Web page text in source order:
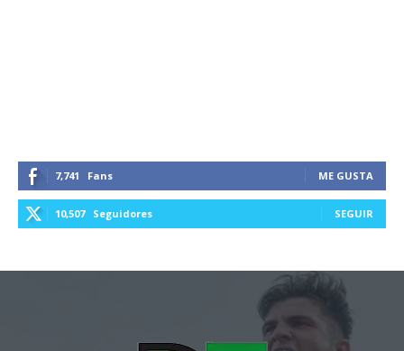
7,741 Fans ME GUSTA
10,507 Seguidores SEGUIR